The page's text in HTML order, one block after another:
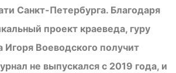
Санкт-Петербурга. Благодаря
проект краеведа, гуру
Игоря Воеводского получит
не выпускался с 2019 года, и